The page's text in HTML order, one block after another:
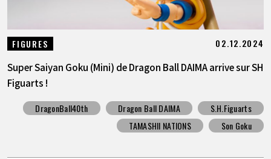
FIGURES 02.12.2024
Super Saiyan Goku (Mini) de Dragon Ball DAIMA arrive sur SH
Figuarts !
DragonBall40th Dragon Ball DAIMA
S.H.Figuarts
TAMASHII NATIONS
Son Goku